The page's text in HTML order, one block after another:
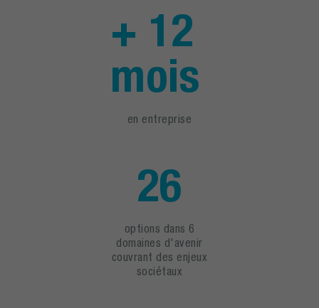
+ 12
mois
en entreprise
26
options dans 6
domaines d'avenir
couvrant des enjeux
sociétaux